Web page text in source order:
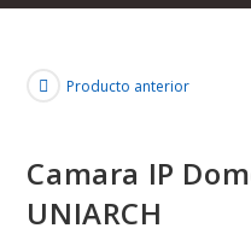
Producto anterior
Camara IP
UNIARCH